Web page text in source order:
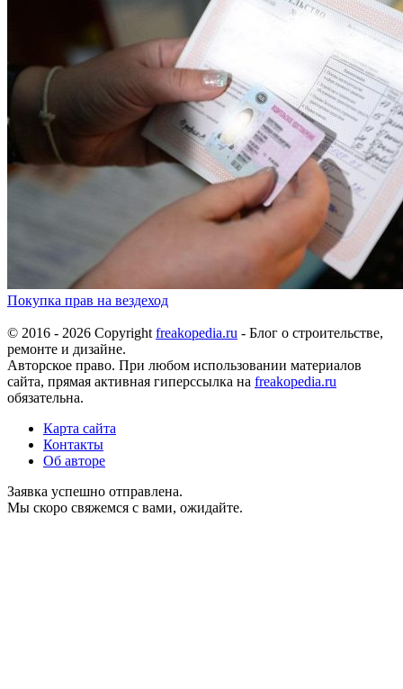
Покупка прав на вездеход
© 2016 - 2026 Copyright freakopedia.ru - Блог о строительстве,
ремонте и дизайне.
Авторское право. При любом использовании материалов
сайта, прямая активная гиперссылка на freakopedia.ru
обязательна.
Карта сайта
Контакты
Об авторе
Заявка успешно отправлена.
Мы скоро свяжемся с вами, ожидайте.